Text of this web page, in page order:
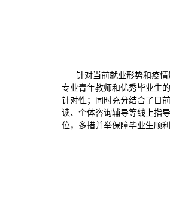
针对当前就业形势和疫
专业青年教师和优秀毕业生
针对性；同时充分结合了目
读、个体咨询辅导等线上指
位，多措并举保障毕业生顺利